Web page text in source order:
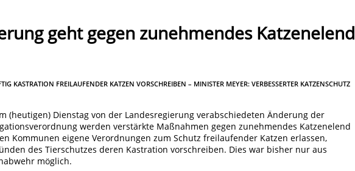
geht gegen zunehmendes Katzenelend
KASTRATION FREILAUFENDER KATZEN VORSCHREIBEN – MINISTER MEYER: VERBESSERTER KATZENSCHUTZ
(heutigen) Dienstag von der Landesregierung verabschiedeten Änderung der
werden verstärkte Maßnahmen gegen zunehmendes Katzenelend
Kommunen eigene Verordnungen zum Schutz freilaufender Katzen erlassen,
des Tierschutzes deren Kastration vorschreiben. Dies war bisher nur aus
möglich.